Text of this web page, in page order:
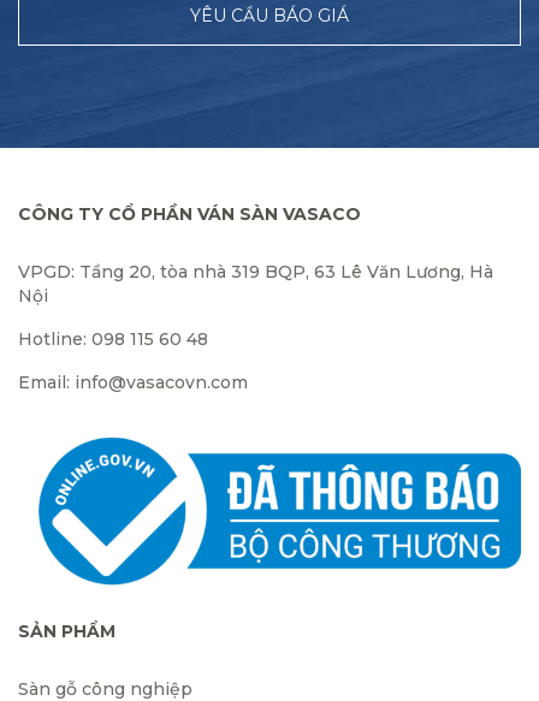
YÊU CẦU BÁO GIÁ
CÔNG TY CỔ PHẦN VÁN SÀN VASACO
VPGD: Tầng 20, tòa nhà 319 BQP, 63 Lê Văn Lương, Hà
Nội
Hotline: 098 115 60 48
Email: info@vasacovn.com
SẢN PHẨM
Sàn gỗ công nghiệp